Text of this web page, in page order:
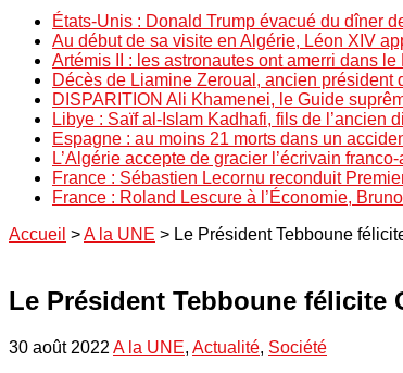
États-Unis : Donald Trump évacué du dîner
Au début de sa visite en Algérie, Léon XIV
Artémis II : les astronautes ont amerri dans le
Décès de Liamine Zeroual, ancien
DISPARITION Ali Khamenei, le Guide
Libye : Saïf al-Islam Kadhafi, fils de l’ancien
Espagne : au moins 21 morts dans un
L’Algérie accepte de gracier l’écrivain
France : Sébastien Lecornu reconduit
France : Roland Lescure à l’Économie,
Accueil >A la UNE > Le Président Tebboune
Le Président Tebboune
30 août 2022 A la UNE, Actualité, Société